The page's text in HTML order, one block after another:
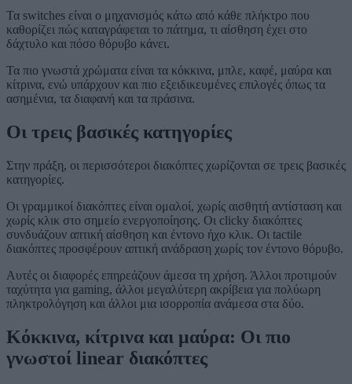
Τα switches είναι ο μηχανισμός κάτω από κάθε πλήκτρο που
καθορίζει πώς καταγράφεται το πάτημα, τι αίσθηση έχει στο
δάχτυλο και πόσο θόρυβο κάνει.
Τα πιο γνωστά χρώματα είναι τα κόκκινα, μπλε, καφέ, μαύρα και
κίτρινα, ενώ υπάρχουν και πιο εξειδικευμένες επιλογές όπως τα
ασημένια, τα διαφανή και τα πράσινα.
Οι τρεις βασικές κατηγορίες
Στην πράξη, οι περισσότεροι διακόπτες χωρίζονται σε τρεις βασικές
κατηγορίες.
Οι γραμμικοί διακόπτες είναι ομαλοί, χωρίς αισθητή αντίσταση και
χωρίς κλικ στο σημείο ενεργοποίησης. Οι clicky διακόπτες
συνδυάζουν απτική αίσθηση και έντονο ήχο κλικ. Οι tactile
διακόπτες προσφέρουν απτική ανάδραση χωρίς τον έντονο θόρυβο.
Αυτές οι διαφορές επηρεάζουν άμεσα τη χρήση. Άλλοι προτιμούν
ταχύτητα για gaming, άλλοι μεγαλύτερη ακρίβεια για πολύωρη
πληκτρολόγηση και άλλοι μια ισορροπία ανάμεσα στα δύο.
Κόκκινα, κίτρινα και μαύρα: Οι πιο
γνωστοί linear διακόπτες